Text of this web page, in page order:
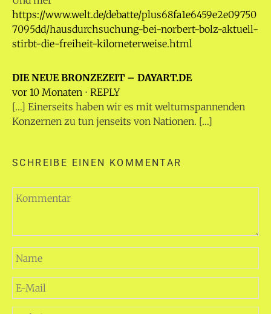
https://www.welt.de/debatte/plus68fa1e6459e2e09750
7095dd/hausdurchsuchung-bei-norbert-bolz-aktuell-
stirbt-die-freiheit-kilometerweise.html
DIE NEUE BRONZEZEIT – DAYART.DE
vor 10 Monaten ⋅ REPLY
[…] Einerseits haben wir es mit weltumspannenden
Konzernen zu tun jenseits von Nationen. […]
SCHREIBE EINEN KOMMENTAR